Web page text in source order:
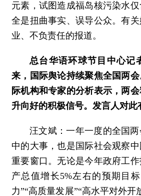
元素，试图造成福岛核污染水
全是扭曲事实、误导公众。有
业、不负责任的报道。
总台华语环球节目中心记
来，国际舆论持续聚焦全国两
际机构和专家的分析表示，两
升向好的积极信号。发言人对此
汪文斌：一年一度的全国
中的大事，也是国际社会观察
重要窗口。无论是今年政府工
产总值增长5%左右的预期目
力”“高质量发展”“高水平对外开